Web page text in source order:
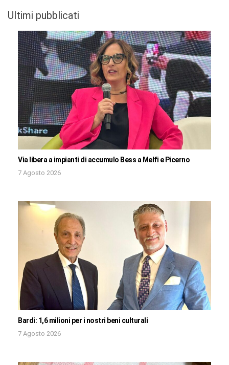
Ultimi pubblicati
Via libera a impianti di accumulo Bess a Melfi e Picerno
7 Agosto 2026
Bardi: 1,6 milioni per i nostri beni culturali
7 Agosto 2026